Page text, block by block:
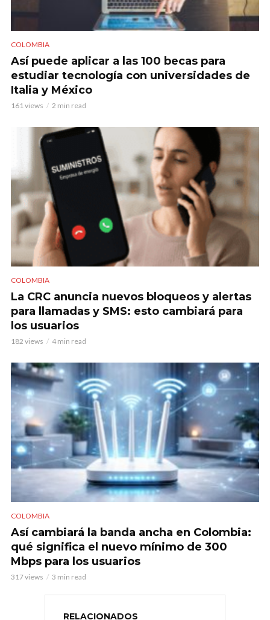
COLOMBIA
Así puede aplicar a las 100 becas para
estudiar tecnología con universidades de
Italia y México
161 views 2 min read
COLOMBIA
La CRC anuncia nuevos bloqueos y alertas
para llamadas y SMS: esto cambiará para
los usuarios
182 views 4 min read
COLOMBIA
Así cambiará la banda ancha en Colombia:
qué significa el nuevo mínimo de 300
Mbps para los usuarios
317 views 3 min read
RELACIONADOS